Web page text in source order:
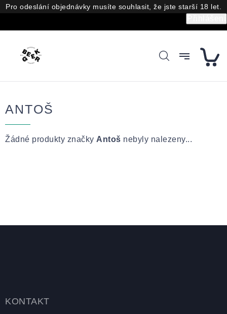
Přejít
na
Pro odeslání objednávky musíte souhlasit, že jste starší 18 let.
ANTOŠ
Žádné produkty značky Antoš nebyly nalezeny...
KONTAKT